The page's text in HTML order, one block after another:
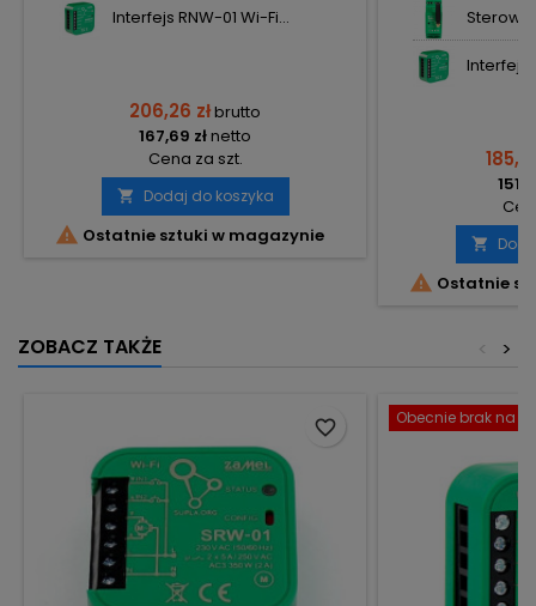
Interfejs RNW-01 Wi-Fi...
206,26 złbrutto
167,69 złnetto
Cena za szt.
 Dodaj do koszyka
 Ostatnie sztuki w magazynie
Interfejs

 Ostatnie
ZOBACZ TAKŻE >
<
favorite_border Obecnie brak na